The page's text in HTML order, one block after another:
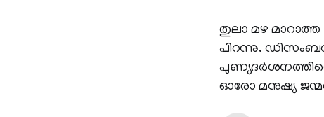
തുലാ മഴ മാറാത്ത
പിറന്നു.
ഓരോ മനുഷ്യ